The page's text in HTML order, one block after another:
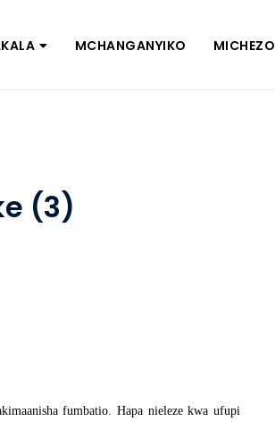
MCHANGANYIKO MICHEZO
(3)
fumbatio. Hapa nieleze kwa ufupi